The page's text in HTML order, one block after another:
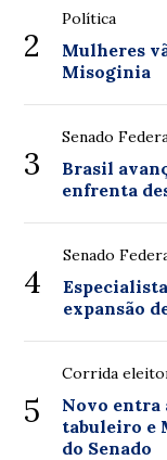
2
Política
Mulheres
Misoginia
3
Senado
Brasil
enfrenta
4
Senado
expansão
5
Corrida
Novo entra
tabuleiro e
do Senado